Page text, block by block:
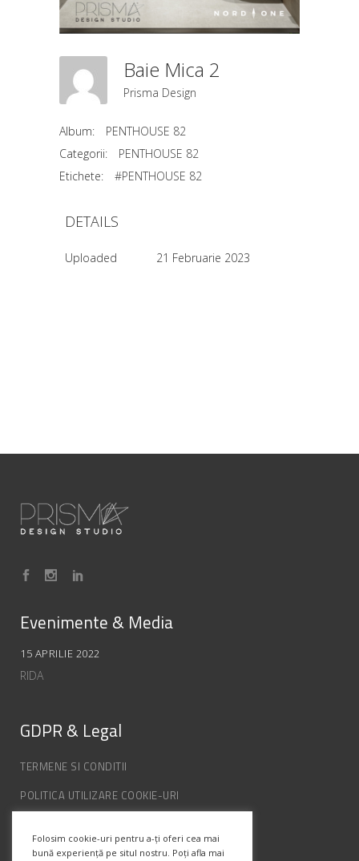
Baie Mica 2
Prisma Design
Album:
PENTHOUSE 82
Categorii:
PENTHOUSE 82
Etichete:
#PENTHOUSE 82
DETAILS
Uploaded 21 Februarie 2023
Evenimente & Media
15 APRILIE 2022
RIDA
GDPR & Legal
TERMENE SI CONDITII
POLITICA UTILIZARE COOKIE-URI
ANPC
Folosim cookie-uri pentru a-ți oferi cea mai
bună experiență pe situl nostru. Poți afla mai